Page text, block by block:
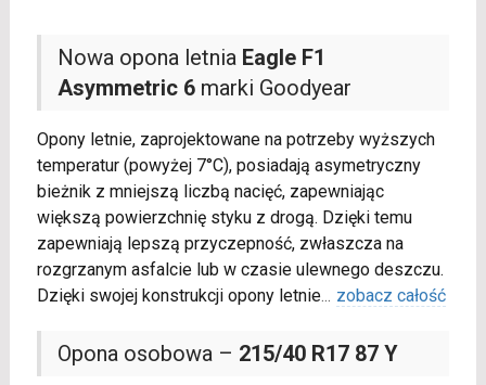
Nowa opona letnia Eagle F1
Asymmetric 6marki Goodyear
Opony letnie, zaprojektowane na potrzeby wyższych
temperatur (powyżej 7°C), posiadają asymetryczny
bieżnik z mniejszą liczbą nacięć, zapewniając
większą powierzchnię styku z drogą. Dzięki temu
zapewniają lepszą przyczepność, zwłaszcza na
rozgrzanym asfalcie lub w czasie ulewnego deszczu.
Dzięki swojej konstrukcji opony letnie... zobacz całość
Opona osobowa – 215/40 R17 87 Y